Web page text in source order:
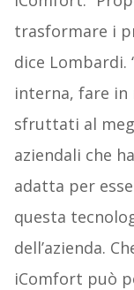
trasformare i
dice Lombardi.
interna, fare in
sfruttati al
aziendali che
adatta per
questa
dell’azienda.
iComfort può